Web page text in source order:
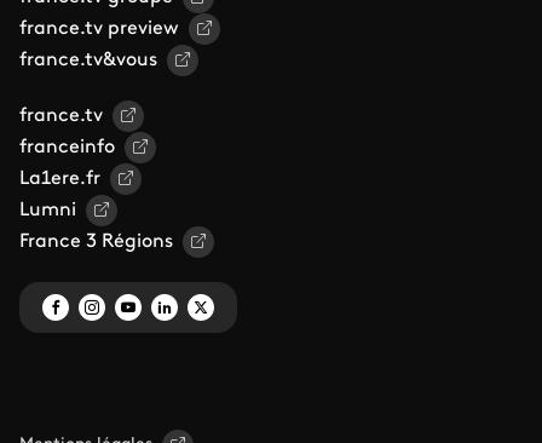
france.tv preview
france.tv&vous
france.tv
franceinfo
La1ere.fr
Lumni
France 3 Régions